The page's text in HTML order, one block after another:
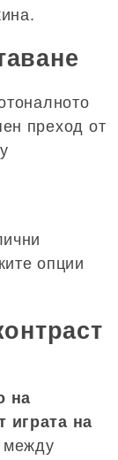
преход от
опции
на
играта на
между